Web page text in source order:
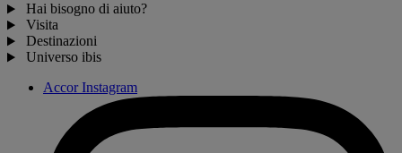
Hai bisogno di aiuto?
Visita
Destinazioni
Universo ibis
Accor Instagram